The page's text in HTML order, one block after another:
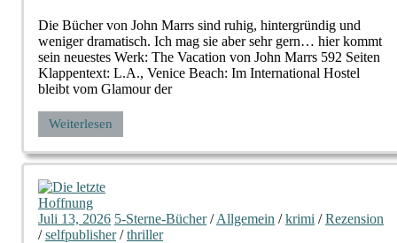
Die Bücher von John Marrs sind ruhig, hintergründig und
weniger dramatisch. Ich mag sie aber sehr gern… hier kommt
sein neuestes Werk: The Vacation von John Marrs 592 Seiten
Klappentext: L.A., Venice Beach: Im International Hostel
bleibt vom Glamour der
Weiterlesen
Juli 13, 2026 5-Sterne-Bücher/Allgemein /krimi /Rezension
/selfpublisher/thriller